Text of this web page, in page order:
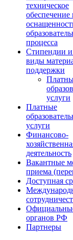
техническое
обеспечение
процесса
Стипендии
виды
поддержки
услуги
Платные
услуги
Финансово-
деятельность
Вакантные
приема
Доступная
органов РФ
Партнеры